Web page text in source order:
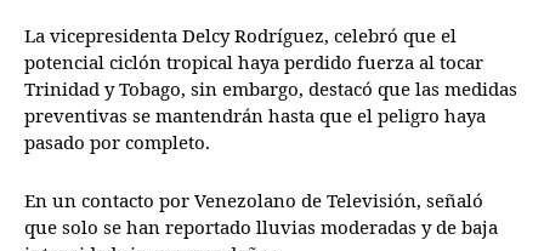
La vicepresidenta Delcy Rodríguez, celebró que el
potencial ciclón tropical haya perdido fuerza al tocar
Trinidad y Tobago, sin embargo, destacó que las medidas
preventivas se mantendrán hasta que el peligro haya
pasado por completo.
En un contacto por Venezolano de Televisión, señaló
que solo se han reportado lluvias moderadas y de baja